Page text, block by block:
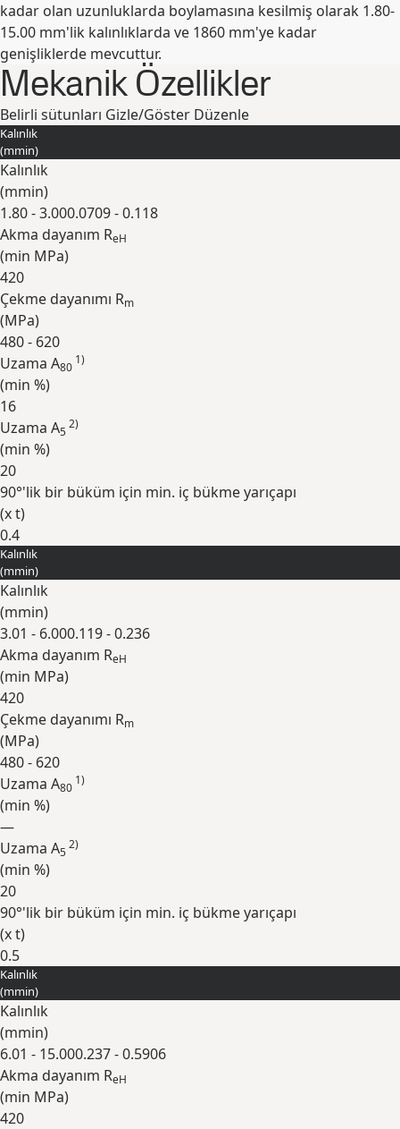
kadar olan uzunluklarda boylamasına kesilmiş olarak 1.80-
15.00 mm'lik kalınlıklarda ve 1860 mm'ye kadar
genişliklerde mevcuttur.
Mekanik Özellikler
Belirli sütunları Gizle/Göster Düzenle
Kalınlık
(mmin)
Kalınlık
(mmin)
1.80 - 3.000.0709 - 0.118
Akma dayanım ReH
(min MPa)
420
Çekme dayanımı Rm
(MPa)
480 - 620
Uzama A80
1)
(min %)
16
Uzama A5
2)
(min %)
20
90°'lik bir büküm için min. iç bükme yarıçapı
(x t)
0.4
Genişlet
Kalınlık
(mmin)
Kalınlık
(mmin)
3.01 - 6.000.119 - 0.236
Akma dayanım ReH
(min MPa)
420
Çekme dayanımı Rm
(MPa)
480 - 620
Uzama A80
1)
(min %)
—
Uzama A5
2)
(min %)
20
90°'lik bir büküm için min. iç bükme yarıçapı
(x t)
0.5
Genişlet
Kalınlık
(mmin)
Kalınlık
(mmin)
6.01 - 15.000.237 - 0.5906
Akma dayanım ReH
(min MPa)
420